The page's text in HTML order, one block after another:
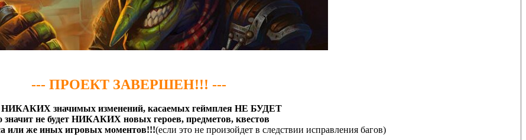
--- ПРОЕКТ ЗАВЕРШЕН!!! ---
НИКАКИХ значимых изменений, касаемых геймплея НЕ БУДЕТ
значит не будет НИКАКИХ новых героев, предметов, квестов
или же иных игровых моментов!!!(если это не произойдет в следствии исправления багов)